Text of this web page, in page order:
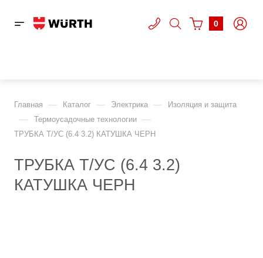
0
Главная — Каталог — Электрика — Изоляция и защита
— Термоусадочные технологии —
ТРУБКА Т/УС (6.4 3.2) КАТУШКА ЧЕРН
ТРУБКА Т/УС (6.4 3.2)
КАТУШКА ЧЕРН